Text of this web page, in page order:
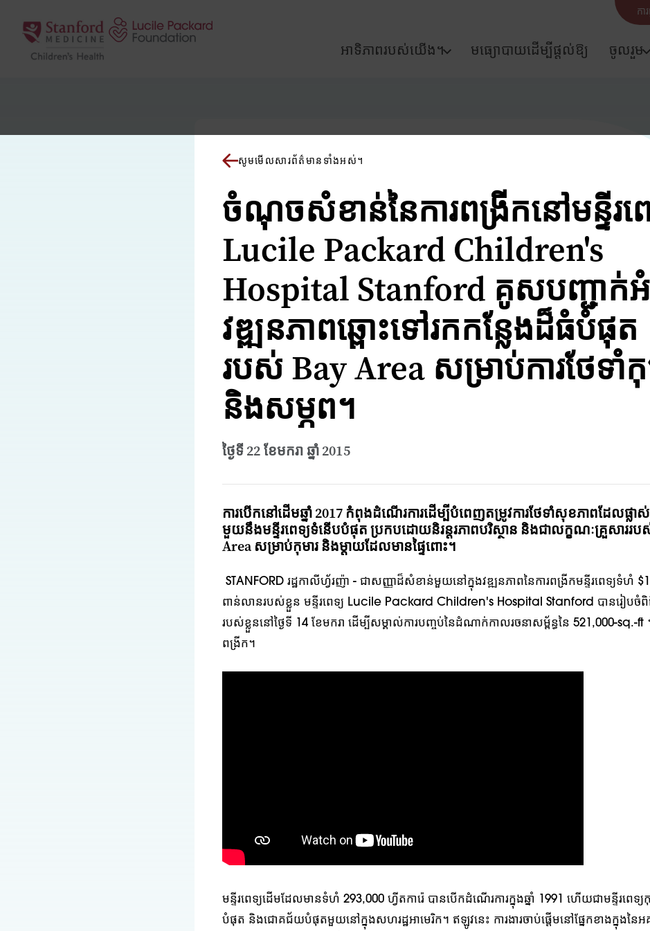
ក
អាទិភាពរបស់យើង។ មធ្យោបាយដើម្បីផ្តល់ឱ្យ ចូលរួម
សូមមើលសារព័ត៌មានទាំងអស់។
ចំណុចសំខាន់នៃការពង្រីកនៅមន្ទីរព
Lucile Packard Children's
Hospital Stanford គូសបញ្ជាក់
វឌ្ឍនភាពឆ្ពោះទៅរកកន្លែងដ៏ធំបំផុត
របស់ Bay Area សម្រាប់ការថែទាំកុ
និងសម្ភព។
ថ្ងៃទី 22 ខែមករា ឆ្នាំ 2015
ការបើកនៅដើមឆ្នាំ 2017 កំពុងដំណើរការដើម្បីបំពេញតម្រូវការថែទាំសុខភាពដែលផ្លាស់
មួយនឹងមន្ទីរពេទ្យទំនើបបំផុត ប្រកបដោយនិរន្តរភាពបរិស្ថាន និងជាលក្ខណៈគ្រួសាររប
Area សម្រាប់កុមារ និងម្តាយដែលមានផ្ទៃពោះ។
STANFORD រដ្ឋកាលីហ្វ័រញ៉ា - ជាសញ្ញាដ៏សំខាន់មួយនៅក្នុងវឌ្ឍនភាពនៃការពង្រីកមន្ទីរពេទ្យទំហំ
ពាន់លានរបស់ខ្លួន មន្ទីរពេទ្យ Lucile Packard Children's Hospital Stanford បានរៀបចំ
របស់ខ្លួននៅថ្ងៃទី 14 ខែមករា ដើម្បីសម្គាល់ការបញ្ចប់នៃដំណាក់កាលរចនាសម្ព័ន្ធនៃ 521,000-sq.-ft
ពង្រីក។
មន្ទីរពេទ្យដើមដែលមានទំហំ 293,000 ហ្វីតការ៉េ បានបើកដំណើរការក្នុងឆ្នាំ 1991 ហើយជាមន្ទីរពេទ្យកុ
បំផុត និងជោគជ័យបំផុតមួយនៅក្នុងសហរដ្ឋអាមេរិក។ ឥឡូវនេះ ការងារចាប់ផ្តើមនៅផ្នែកខាងក្នុងនៃអគ